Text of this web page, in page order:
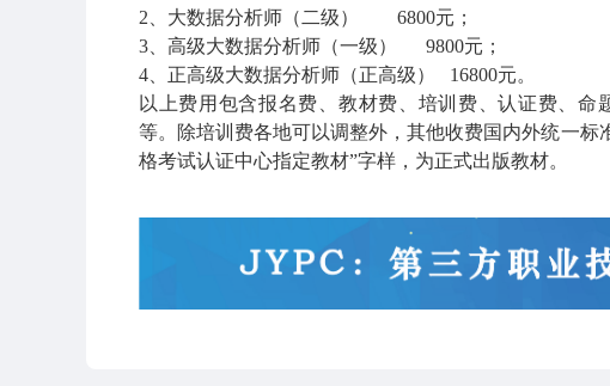
2 、大数据分析师（二级） 6800元；
3 、高级大数据分析师（一级） 9800元；
4 、正高级大数据分析师（正高级） 16800元。
以上费用包含报名费、教材费、培训费、认证费、
等。除培训费各地可以调整外，其他收费国内外统一标
格考试认证中心指定教材”字样，为正式出版教材。